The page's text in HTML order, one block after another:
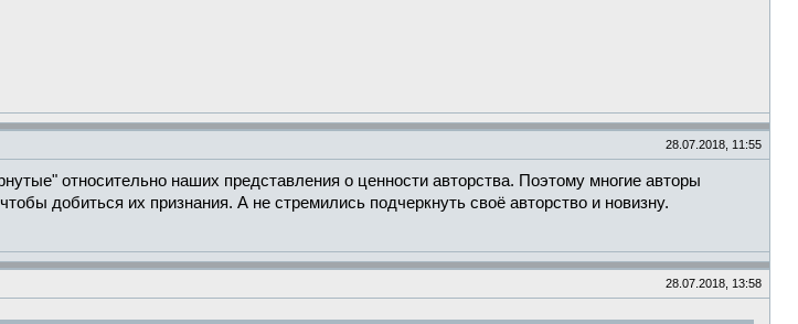
28.07.2018, 11:55
относительно наших представления о ценности авторства. Поэтому многие авторы
добиться их признания. А не стремились подчеркнуть своё авторство и новизну.
28.07.2018, 13:58